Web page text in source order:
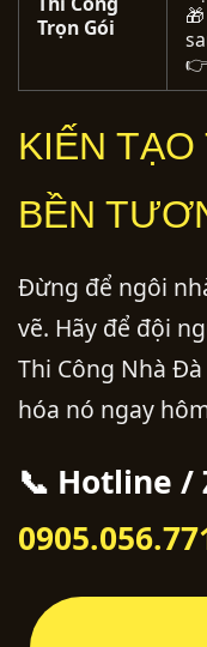
Trọn Gói
👉
KIẾN
BỀN
Đừng để ngôi
vẽ. Hãy để đội
Thi Công Nhà
hóa nó ngay
📞 Hotline /